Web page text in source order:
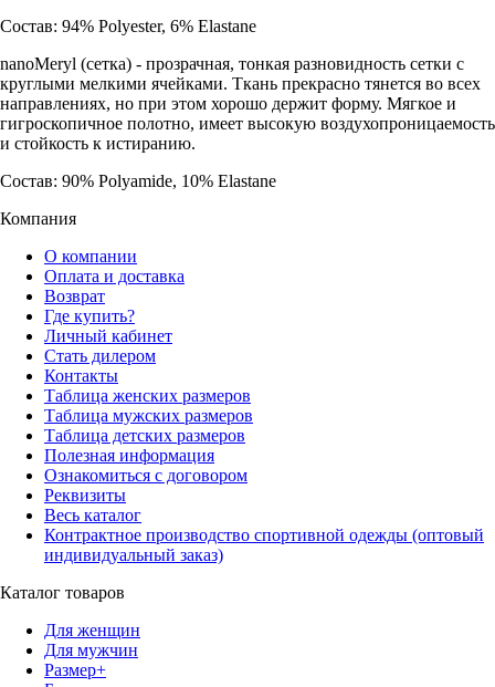
Состав: 94% Polyester, 6% Elastane
nanoMeryl (cетка) - прозрачная, тонкая разновидность сетки с
круглыми мелкими ячейками. Ткань прекрасно тянется во всех
направлениях, но при этом хорошо держит форму. Мягкое и
гигроскопичное полотно, имеет высокую воздухопроницаемость
и стойкость к истиранию.
Состав: 90% Polyamide, 10% Elastane
Компания
О компании
Оплата и доставка
Возврат
Где купить?
Личный кабинет
Стать дилером
Контакты
Таблица женских размеров
Таблица мужских размеров
Таблица детских размеров
Полезная информация
Ознакомиться с договором
Реквизиты
Весь каталог
Контрактное производство спортивной одежды (оптовый
индивидуальный заказ)
Каталог товаров
Для женщин
Для мужчин
Размер+